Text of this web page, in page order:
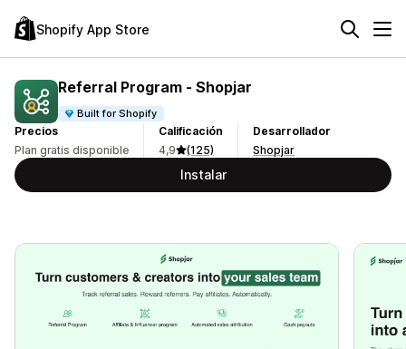
Shopify App Store
Referral Program ‑ Shopjar
Built for Shopify
Precios
Plan gratis disponible
Calificación
4,9
(125)
Desarrollador
Shopjar
Instalar